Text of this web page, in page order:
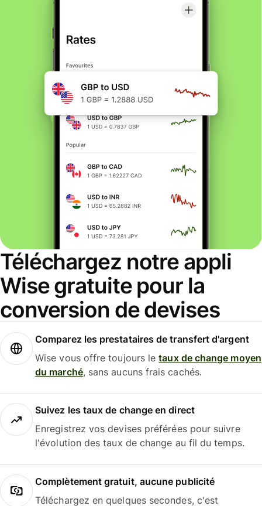
Téléchargez notre appli
Wise gratuite pour la
conversion de devises
Comparez les prestataires de transfert d'argent
Wise vous offre toujours letaux de change moyen
du marché, sans aucuns frais cachés.
Suivez les taux de change en direct
Enregistrez vos devises préférées pour suivre
l'évolution des taux de change au fil du temps.
Complètement gratuit, aucune publicité
Téléchargez en quelques secondes, c'est